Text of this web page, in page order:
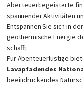
Abenteuerbegeisterte
spannender Aktivitäten
Entspannen Sie sich in den
geothermische Energie
schafft.
Für Abenteuerlustige
Lavapfadendes
beeindruckendes